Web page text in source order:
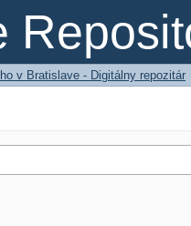
v Bratislave - Digitálny repozitár